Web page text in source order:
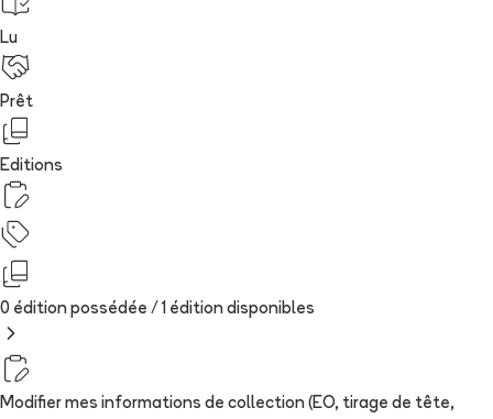
Lu
Prêt
Editions
0 édition possédée / 1 édition disponibles
Modifier mes informations de collection (EO, tirage de tête,